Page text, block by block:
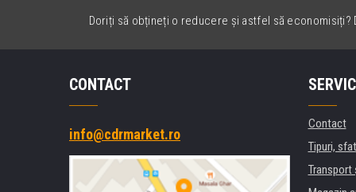
Doriți să obțineți o reducere și astfel să
CONTACT
info@cdrmarket.ro
Contact
Tipuri,
Transport